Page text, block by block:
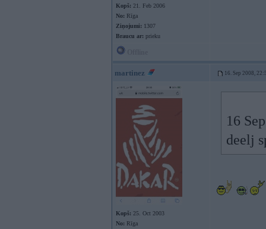
Kopš: 21. Feb 2006
No: Rīga
Ziņojumi: 1307
Braucu ar: prieku
martinez 16. Sep 2008,
Kopš: 25. Oct 2003
No: Rīga
16
deelj